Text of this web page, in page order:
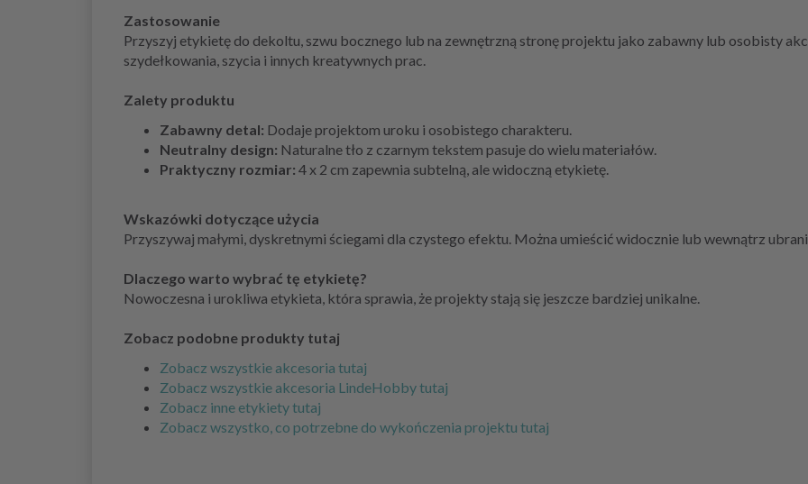
Zastosowanie
Przyszyj etykietę do dekoltu, szwu bocznego lub na zewnętrzną stronę projektu jako zabawny lub osobisty
szydełkowania, szycia i innych kreatywnych prac.
Zalety produktu
Zabawny detal: Dodaje projektom uroku i osobistego charakteru.
Neutralny design: Naturalne tło z czarnym tekstem pasuje do wielu materiałów.
Praktyczny rozmiar: 4 x 2 cm zapewnia subtelną, ale widoczną etykietę.
Wskazówki dotyczące użycia
Przyszywaj małymi, dyskretnymi ściegami dla czystego efektu. Można umieścić widocznie lub wewnątrz
Dlaczego warto wybrać tę etykietę?
Nowoczesna i urokliwa etykieta, która sprawia, że projekty stają się jeszcze bardziej unikalne.
Zobacz podobne produkty tutaj
Zobacz wszystkie akcesoria tutaj
Zobacz wszystkie akcesoria LindeHobby tutaj
Zobacz inne etykiety tutaj
Zobacz wszystko, co potrzebne do wykończenia projektu tutaj